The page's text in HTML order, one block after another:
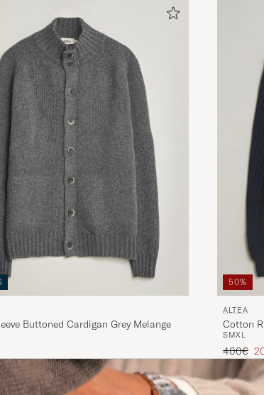
Buttoned Cardigan Grey Melange
50%
ALTEA
Cotton
SMXL
400€